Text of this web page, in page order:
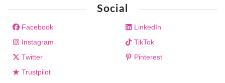
Social
Facebook
Instagram
Twitter
Trustpilot
LinkedIn
TikTok
Pinterest